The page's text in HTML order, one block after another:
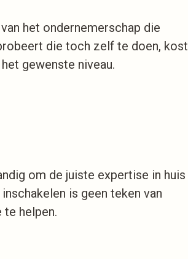
het ondernemerschap die
die toch zelf te doen, kost
gewenste niveau.
om de juiste expertise in huis
is geen teken van
te helpen.